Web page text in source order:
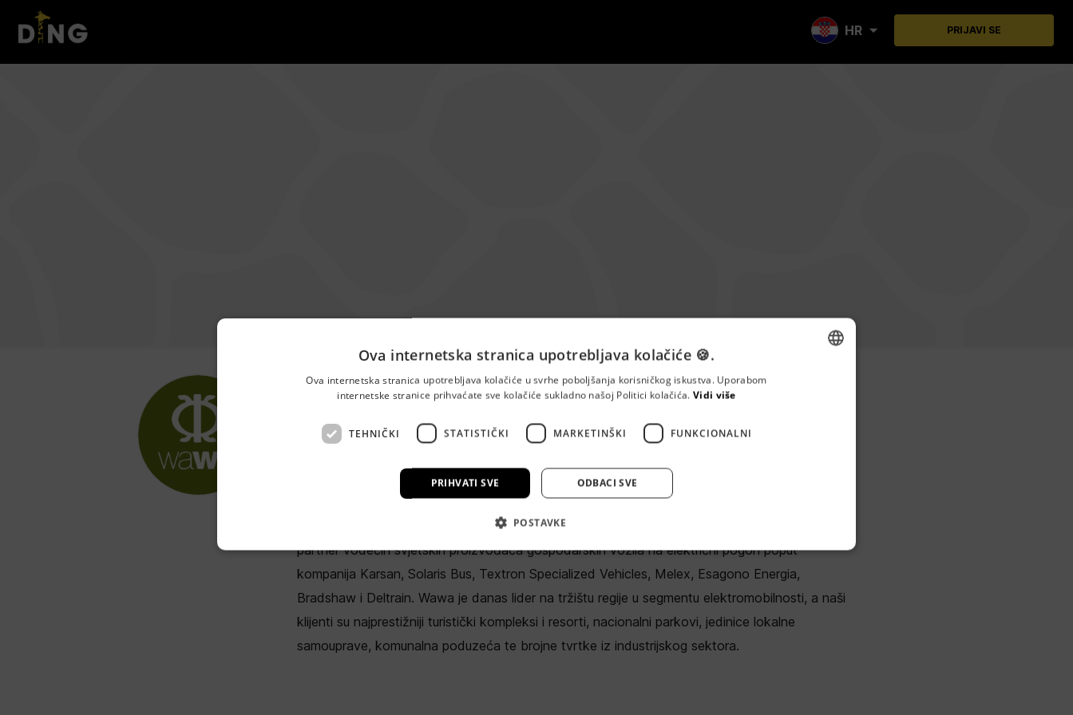
PRIJAVI SE
HR
WAWA d.o.o.
Wawa d.o.o. na tržištima regije nudi proizvode i pruža usluge iz područja urbane mobilnosti i
elektromobilnosti, primjenom specijalnih vozila i popratne opreme. Ekskluzivni smo predstavnik i
partner vodećih svjetskih proizvođača gospodarskih vozila na električni pogon poput
kompanija Karsan, Solaris Bus, Textron Specialized Vehicles, Melex, Esagono Energia,
Bradshaw i Deltrain. Wawa je danas lider na tržištu regije u segmentu elektromobilnosti, a naši
klijenti su najprestižniji turistički kompleksi i resorti, nacionalni parkovi, jedinice lokalne
samouprave, komunalna poduzeća te brojne tvrtke iz industrijskog sektora.
Ova internetska stranica upotrebljava kolačiće 🍪.
Ova internetska stranica upotrebljava kolačiće u svrhe poboljšanja korisničkog iskustva. Uporabom
internetske stranice prihvaćate sve kolačiće sukladno našoj Politici kolačića. Vidi više
TEHNIČKI STATISTIČKI MARKETINŠKI FUNKCIONALNI
PRIHVATI SVE ODBACI SVE
POSTAVKE